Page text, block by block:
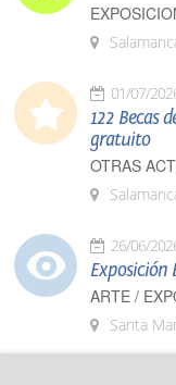
01/07/
122 Becas
gratuito
OTRAS
26/06/
Exposición
ARTE /
Santa